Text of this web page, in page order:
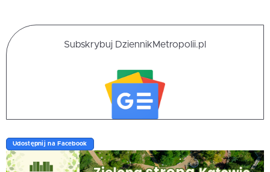
Subskrybuj DziennikMetropolii.pl
Udostępnij na Facebook